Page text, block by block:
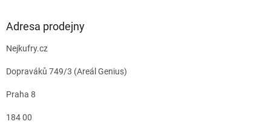
Adresa prodejny
Nejkufry.cz
Dopraváků 749/3 (Areál Genius)
Praha 8
184 00